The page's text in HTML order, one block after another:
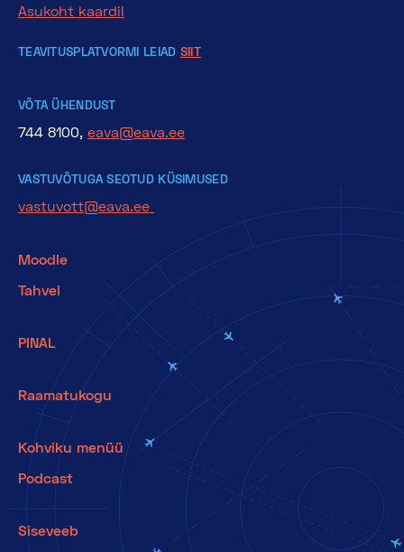
Asukoht kaardil
TEAVITUSPLATVORMI LEIAD SIIT
VÕTA ÜHENDUST
744 8100, eava@eava.ee
VASTUVÕTUGA SEOTUD KÜSIMUSED
vastuvott@eava.ee
Moodle
Tahvel
PINAL
Raamatukogu
Kohviku menüü
Podcast
Siseveeb